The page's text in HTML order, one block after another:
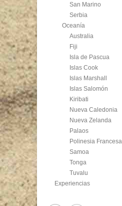
San Marino
Serbia
Oceanía
Australia
Fiji
Isla de Pascua
Islas Cook
Islas Marshall
Islas Salomón
Kiribati
Nueva Caledonia
Nueva Zelanda
Palaos
Polinesia Francesa
Samoa
Tonga
Tuvalu
Experiencias